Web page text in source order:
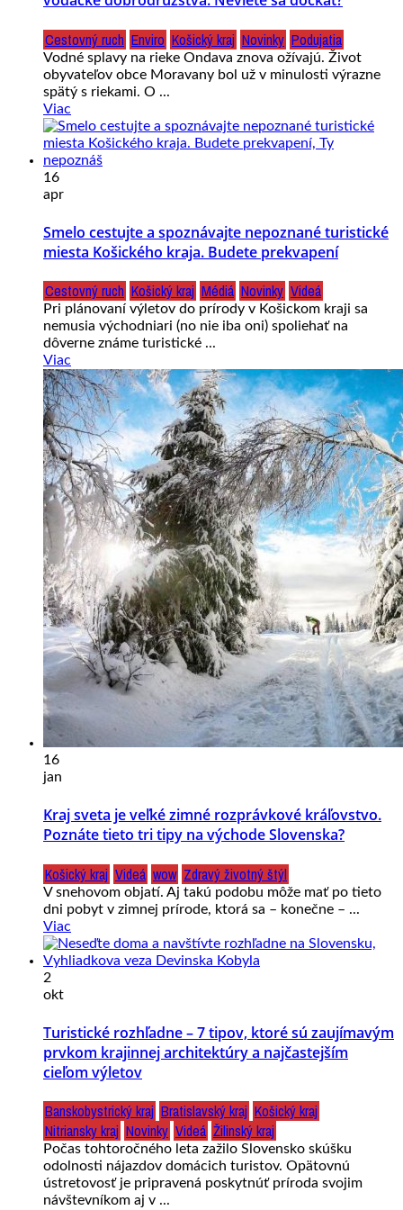
Cestovný ruch Enviro Košický kraj Novinky Podujatia
Vodné splavy na rieke Ondava znova ožívajú. Život
obyvateľov obce Moravany bol už v minulosti výrazne
spätý s riekami. O ...
Viac
16
apr
Smelo cestujte a spoznávajte nepoznané turistické
miesta Košického kraja. Budete prekvapení
Cestovný ruch Košický kraj Médiá Novinky Videá
Pri plánovaní výletov do prírody v Košickom kraji sa
nemusia východniari (no nie iba oni) spoliehať na
dôverne známe turistické ...
Viac
16
jan
Kraj sveta je veľké zimné rozprávkové kráľovstvo.
Poznáte tieto tri tipy na východe Slovenska?
Košický kraj Videá wow Zdravý životný štýl
V snehovom objatí. Aj takú podobu môže mať po tieto
dni pobyt v zimnej prírode, ktorá sa – konečne – ...
Viac
2
okt
Turistické rozhľadne – 7 tipov, ktoré sú zaujímavým
prvkom krajinnej architektúry a najčastejším
cieľom výletov
Banskobystrický kraj Bratislavský kraj Košický kraj
Nitriansky kraj Novinky Videá Žilinský kraj
Počas tohtoročného leta zažilo Slovensko skúšku
odolnosti nájazdov domácich turistov. Opätovnú
ústretovosť je pripravená poskytnúť príroda svojim
návštevníkom aj v ...